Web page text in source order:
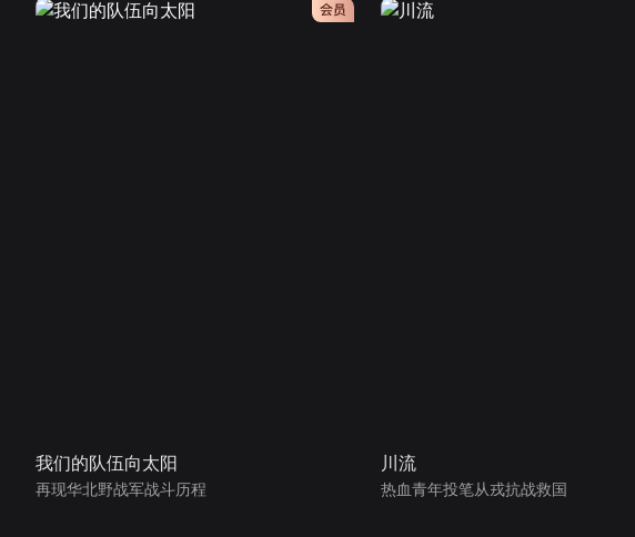
会员
我们的队伍向太阳
再现华北野战军战斗历程
川流
热血青年投笔从戎抗战救国